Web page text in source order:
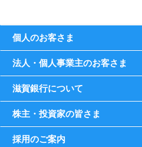
個人のお客さま
法人・個人事業主のお客さま
滋賀銀行について
株主・投資家の皆さま
採用のご案内